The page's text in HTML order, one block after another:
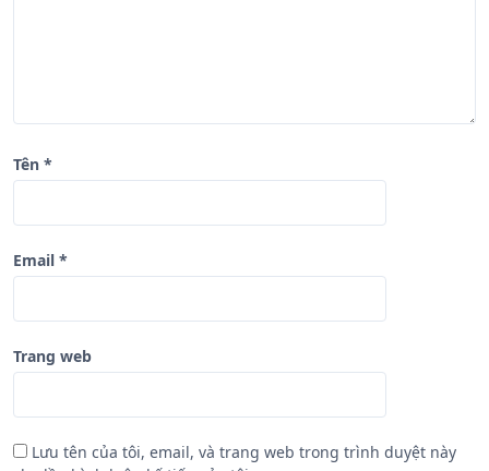
Tên *
Email *
Trang web
Lưu tên của tôi, email, và trang web trong trình duyệt này